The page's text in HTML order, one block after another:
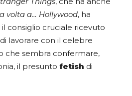
volta a… Hollywood, ha
consiglio cruciale ricevuto
lavorare con il celebre
che sembra confermare,
il presunto fetish di